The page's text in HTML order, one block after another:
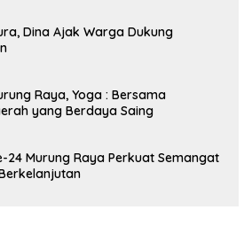
Dina Ajak Warga Dukung
Raya, Yoga : Bersama
yang Berdaya Saing
24 Murung Raya Perkuat Semangat